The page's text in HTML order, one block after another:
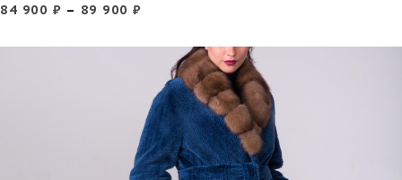
84 900 ₽ – 89 900 ₽